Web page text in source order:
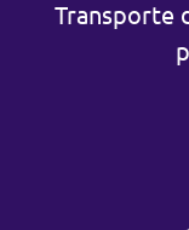
Transporte